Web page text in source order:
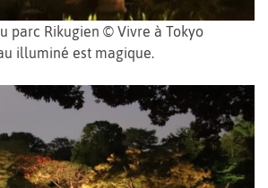
parc Rikugien © Vivre à Tokyo
illuminé est magique.